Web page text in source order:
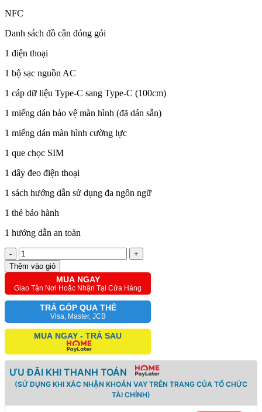
NFC
Danh sách đồ cần đóng gói
1 điện thoại
1 bộ sạc nguồn AC
1 cáp dữ liệu Type-C sang Type-C (100cm)
1 miếng dán bảo vệ màn hình (đã dán sẵn)
1 miếng dán màn hình cường lực
1 que chọc SIM
1 dây đeo điện thoại
1 sách hướng dẫn sử dụng đa ngôn ngữ
1 thẻ bảo hành
1 hướng dẫn an toàn
-
+
Thêm vào giỏ
MUA NGAY
Giao Tận Nơi Hoặc Nhận Tại Cửa Hàng
TRẢ GÓP QUA THẺ
Visa, Master, JCB
MUA NGAY - TRẢ SAU
ƯU ĐÃI KHI THANH TOÁN
(SỬ DỤNG KHI XÁC NHẬN KHOẢN VAY TRÊN TRANG CỦA TỔ CHỨC
TÀI CHÍNH)